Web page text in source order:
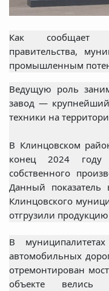
Как сообщает
правительства,
промышленным
Ведущую роль
завод — крупнейший
техники на
В Клинцовском
конец 2024 году
собственного
Данный
Клинцовского
отгрузили
В
автомобильных
отремонтирован
объекте велись